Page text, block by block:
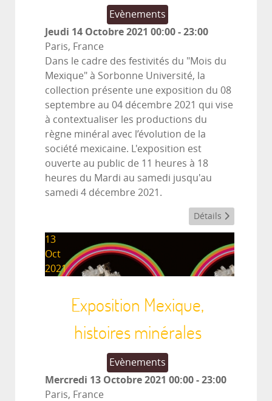
Evènements
Jeudi 14 Octobre 2021 00:00-23:00
Paris, France
Dans le cadre des festivités du "Mois du
Mexique" à Sorbonne Université, la
collection présente une exposition du 08
septembre au 04 décembre 2021 qui vise
à contextualiser les productions du
règne minéral avec l’évolution de la
société mexicaine. L'exposition est
ouverte au public de 11 heures à 18
heures du Mardi au samedi jusqu'au
samedi 4 décembre 2021.
Détails
13
Oct
2021
Exposition Mexique,
histoires minérales
Evènements
Mercredi 13 Octobre 2021 00:00-23:00
Paris, France